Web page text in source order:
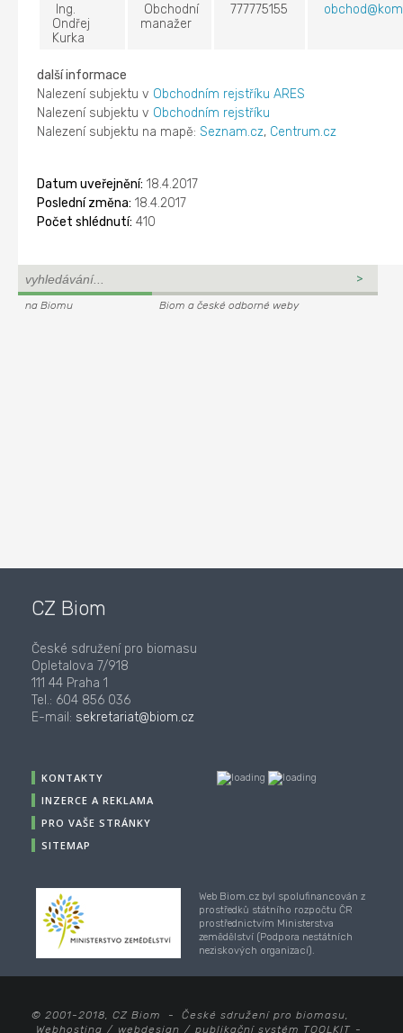
Ing.
Ondřej
Kurka
Obchodní
manažer
777775155
další informace
Nalezení subjektu v Obchodním rejstříku ARES
Nalezení subjektu v Obchodním rejstříku
Nalezení subjektu na mapě: Seznam.cz, Centrum.cz
Datum uveřejnění: 18.4.2017
Poslední změna: 18.4.2017
Počet shlédnutí: 410
na Biomu Biom a české odborné weby
CZ Biom
České sdružení pro biomasu
Opletalova 7/918
111 44 Praha 1
Tel.: 604 856 036
E-mail: sekretariat@biom.cz
KONTAKTY
INZERCE A REKLAMA
PRO VAŠE STRÁNKY
SITEMAP
Web Biom.cz byl spolufinancován z
prostředků státního rozpočtu ČR
prostřednictvím Ministerstva
zemědělství (Podpora nestátních
neziskových organizací).
© 2001-2018, CZ Biom - České sdružení pro biomasu,
Webhosting / webdesign / publikační systém TOOLKIT -